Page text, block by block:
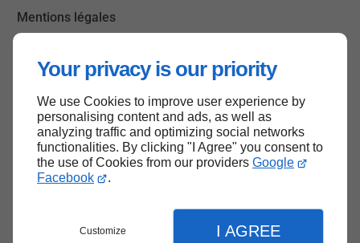
Your privacy is our priority
We use Cookies to improve user experience by
personalising content and ads, as well as
analyzing traffic and optimizing social networks
functionalities. By clicking "I Agree" you consent to
the use of Cookies from our providers Google
Facebook
.
Customize I AGREE
Mentions légales
Haut de page